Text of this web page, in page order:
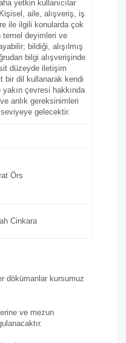
yetkin kullanıcılar
aile, alışveriş, iş
ile ilgili konularda çok
temel deyimleri ve
bildiği, alışılmış
bilgi alışverişinde
düzeyde iletişim
bir dil kullanarak kendi
çevresi hakkında
anlık gereksinimleri
gelecektir.
Örs
Cinkara
dökümanlar kursumuz
ve mezun